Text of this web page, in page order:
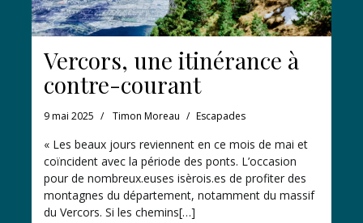
Vercors, une itinérance à
contre-courant
9 mai 2025 Timon Moreau Escapades
« Les beaux jours reviennent en ce mois de mai et
coïncident avec la période des ponts. L’occasion
pour de nombreux.euses isèrois.es de profiter des
montagnes du département, notamment du massif
du Vercors. Si les chemins[…]